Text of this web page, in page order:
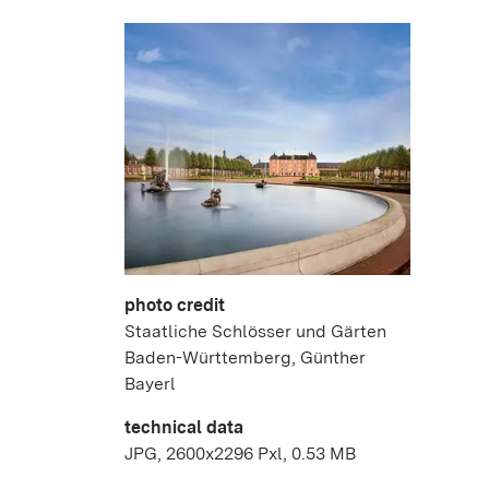
photo credit
Staatliche Schlösser und Gärten
Baden-Württemberg, Günther
Bayerl
technical data
JPG, 2600x2296 Pxl, 0.53 MB